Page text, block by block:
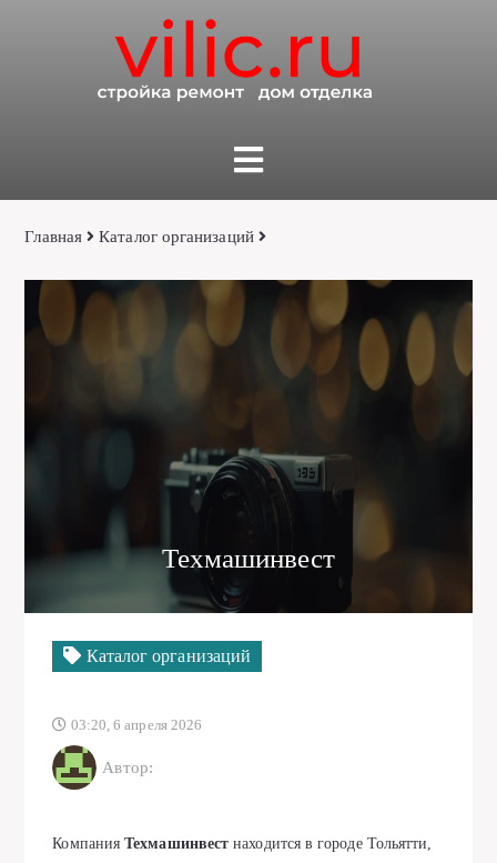
Главная Каталог организаций
Техмашинвест
Каталог организаций
03:20, 6 апреля 2026
Автор:
КомпанияТехмашинвест находится в городе Тольятти,